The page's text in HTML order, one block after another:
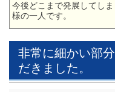
今後どこまで発展してし
様の一人です。
非常に細かい部
だきました。